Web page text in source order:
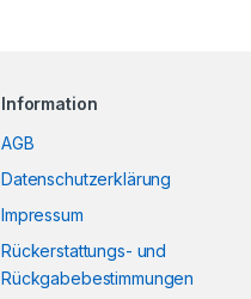
Information
AGB
Datenschutzerklärung
Impressum
Rückerstattungs- und
Rückgabebestimmungen